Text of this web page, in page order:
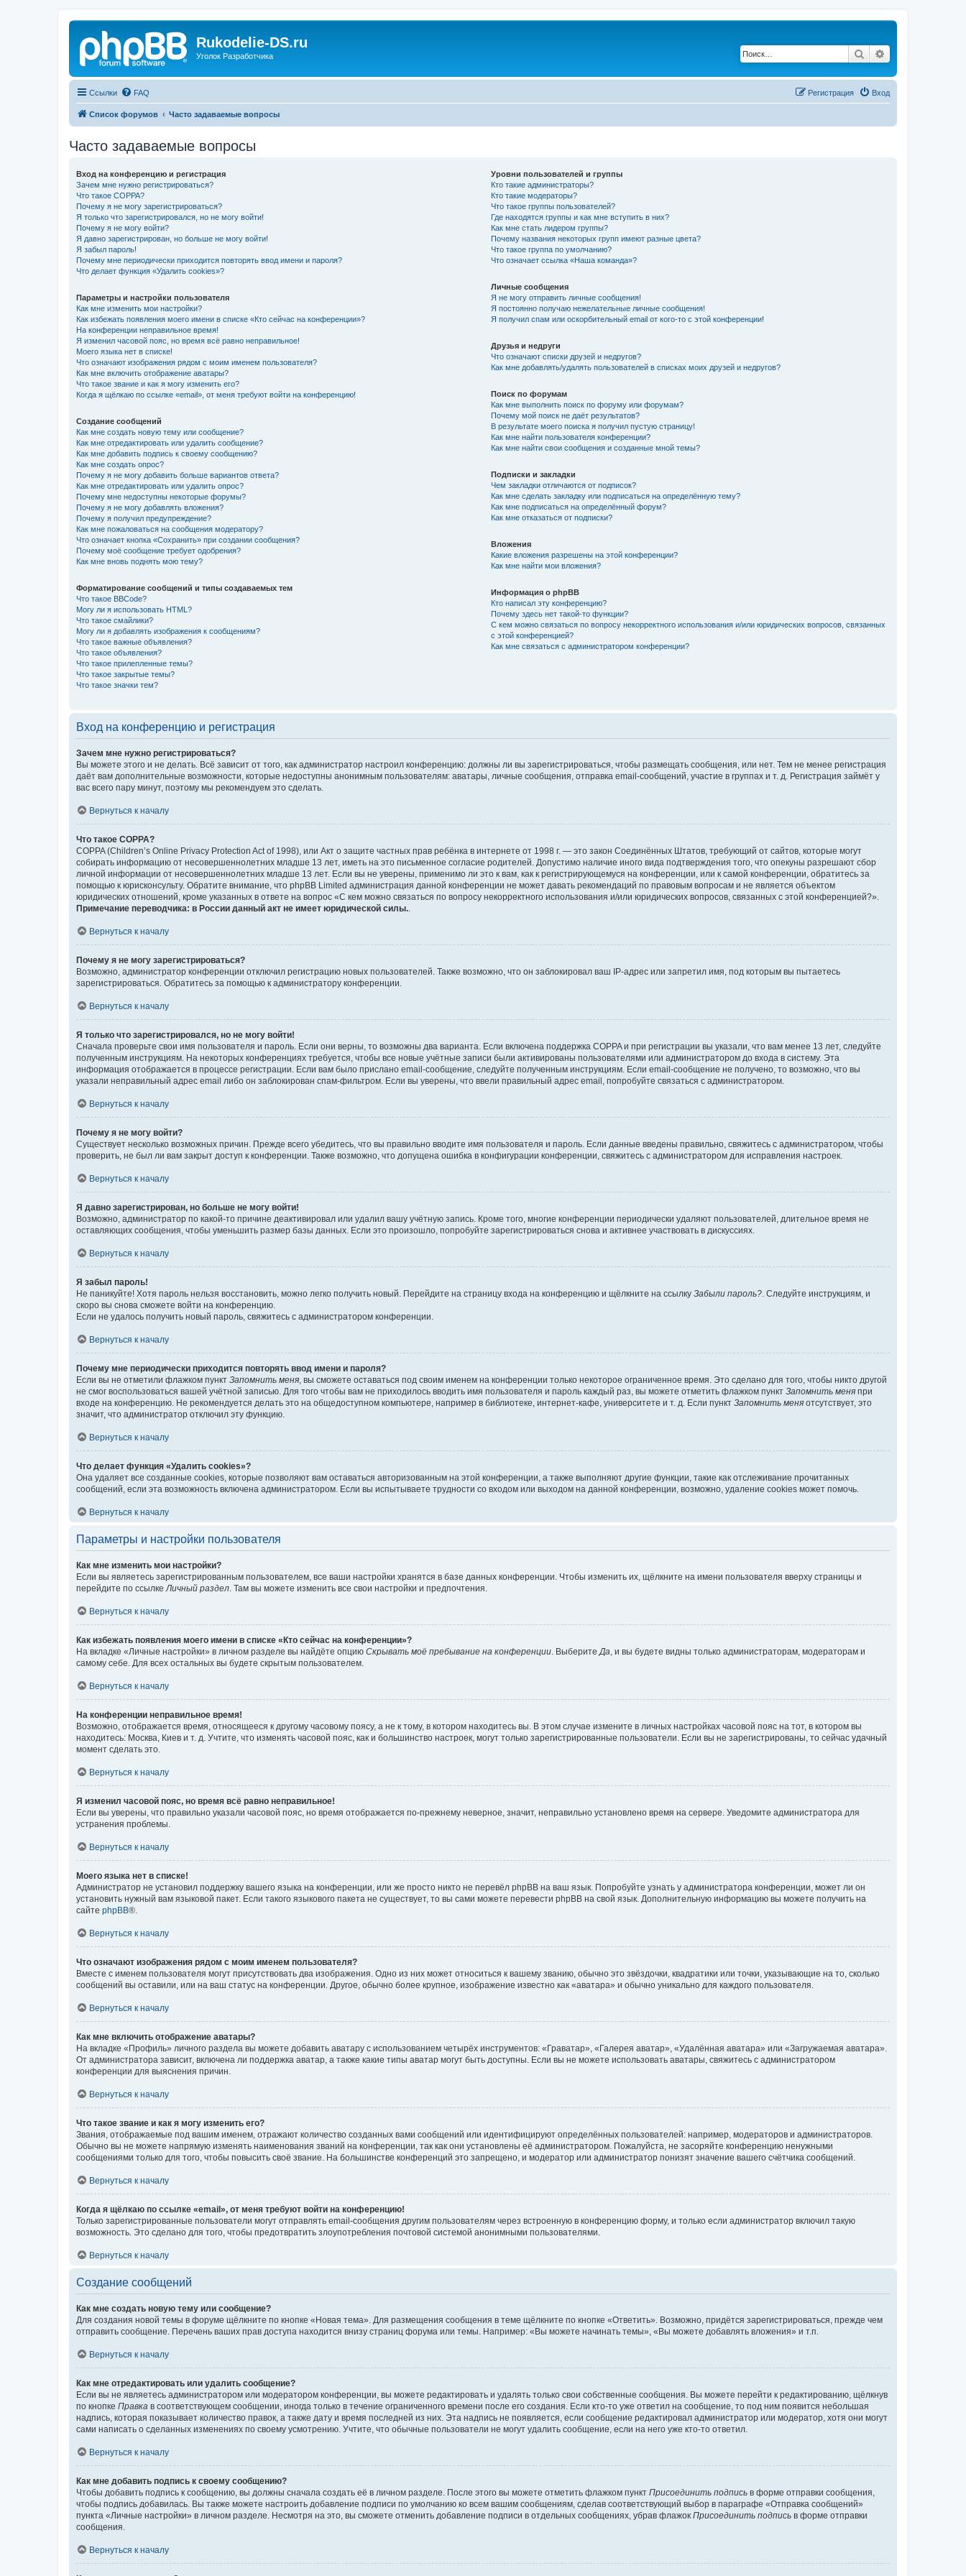
Rukodelie-DS.ru
Уголок Разработчика Поиск
Ссылки FAQ Вход
Регистрация
Список форумов Часто задаваемые вопросы
Часто задаваемые вопросы
Вход на конференцию и регистрация
Зачем мне нужно регистрироваться?
Что такое COPPA?
Почему я не могу зарегистрироваться?
Я только что зарегистрировался, но не могу войти!
Почему я не могу войти?
Я давно зарегистрирован, но больше не могу войти!
Я забыл пароль!
Почему мне периодически приходится повторять ввод имени и пароля?
Что делает функция «Удалить cookies»?
Параметры и настройки пользователя
Как мне изменить мои настройки?
Как избежать появления моего имени в списке «Кто сейчас на конференции»?
На конференции неправильное время!
Я изменил часовой пояс, но время всё равно неправильное!
Моего языка нет в списке!
Что означают изображения рядом с моим именем пользователя?
Как мне включить отображение аватары?
Что такое звание и как я могу изменить его?
Когда я щёлкаю по ссылке «email», от меня требуют войти на конференцию!
Создание сообщений
Как мне создать новую тему или сообщение?
Как мне отредактировать или удалить сообщение?
Как мне добавить подпись к своему сообщению?
Как мне создать опрос?
Почему я не могу добавить больше вариантов ответа?
Как мне отредактировать или удалить опрос?
Почему мне недоступны некоторые форумы?
Почему я не могу добавлять вложения?
Почему я получил предупреждение?
Как мне пожаловаться на сообщения модератору?
Что означает кнопка «Сохранить» при создании сообщения?
Почему моё сообщение требует одобрения?
Как мне вновь поднять мою тему?
Форматирование сообщений и типы создаваемых тем
Что такое BBCode?
Могу ли я использовать HTML?
Что такое смайлики?
Могу ли я добавлять изображения к сообщениям?
Что такое важные объявления?
Что такое объявления?
Что такое прилепленные темы?
Что такое закрытые темы?
Что такое значки тем?
Уровни пользователей и группы
Кто такие администраторы?
Кто такие модераторы?
Что такое группы пользователей?
Где находятся группы и как мне вступить в них?
Как мне стать лидером группы?
Почему названия некоторых групп имеют разные цвета?
Что такое группа по умолчанию?
Что означает ссылка «Наша команда»?
Личные сообщения
Я не могу отправить личные сообщения!
Я постоянно получаю нежелательные личные сообщения!
Я получил спам или оскорбительный email от кого-то с этой конференции!
Друзья и недруги
Что означают списки друзей и недругов?
Как мне добавлять/удалять пользователей в списках моих друзей и недругов?
Поиск по форумам
Как мне выполнить поиск по форуму или форумам?
Почему мой поиск не даёт результатов?
В результате моего поиска я получил пустую страницу!
Как мне найти пользователя конференции?
Как мне найти свои сообщения и созданные мной темы?
Подписки и закладки
Чем закладки отличаются от подписок?
Как мне сделать закладку или подписаться на определённую тему?
Как мне подписаться на определённый форум?
Как мне отказаться от подписки?
Вложения
Какие вложения разрешены на этой конференции?
Как мне найти мои вложения?
Информация о phpBB
Кто написал эту конференцию?
Почему здесь нет такой-то функции?
С кем можно связаться по вопросу некорректного использования и/или юридических вопросов, связанных
с этой конференцией?
Как мне связаться с администратором конференции?
Вход на конференцию и регистрация
Зачем мне нужно регистрироваться?
Вы можете этого и не делать. Всё зависит от того, как администратор настроил конференцию: должны ли вы зарегистрироваться, чтобы размещать сообщения, или нет. Тем не менее регистрация
даёт вам дополнительные возможности, которые недоступны анонимным пользователям: аватары, личные сообщения, отправка email-сообщений, участие в группах и т. д. Регистрация займёт у
вас всего пару минут, поэтому мы рекомендуем это сделать.
Вернуться к началу
Что такое COPPA?
COPPA (Children’s Online Privacy Protection Act of 1998), или Акт о защите частных прав ребёнка в интернете от 1998 г. — это закон Соединённых Штатов, требующий от сайтов, которые могут
собирать информацию от несовершеннолетних младше 13 лет, иметь на это письменное согласие родителей. Допустимо наличие иного вида подтверждения того, что опекуны разрешают сбор
личной информации от несовершеннолетних младше 13 лет. Если вы не уверены, применимо ли это к вам, как к регистрирующемуся на конференции, или к самой конференции, обратитесь за
помощью к юрисконсульту. Обратите внимание, что phpBB Limited администрация данной конференции не может давать рекомендаций по правовым вопросам и не является объектом
юридических отношений, кроме указанных в ответе на вопрос «С кем можно связаться по вопросу некорректного использования и/или юридических вопросов, связанных с этой конференцией?».
Примечание переводчика: в России данный акт не имеет юридической силы.
Вернуться к началу
Почему я не могу зарегистрироваться?
Возможно, администратор конференции отключил регистрацию новых пользователей. Также возможно, что он заблокировал ваш IP-адрес или запретил имя, под которым вы пытаетесь
зарегистрироваться. Обратитесь за помощью к администратору конференции.
Вернуться к началу
Я только что зарегистрировался, но не могу войти!
Сначала проверьте свои имя пользователя и пароль. Если они верны, то возможны два варианта. Если включена поддержка COPPA и при регистрации вы указали, что вам менее 13 лет, следуйте
полученным инструкциям. На некоторых конференциях требуется, чтобы все новые учётные записи были активированы пользователями или администратором до входа в систему. Эта
информация отображается в процессе регистрации. Если вам было прислано email-сообщение, следуйте полученным инструкциям. Если email-сообщение не получено, то возможно, что вы
указали неправильный адрес email либо он заблокирован спам-фильтром. Если вы уверены, что ввели правильный адрес email, попробуйте связаться с администратором.
Вернуться к началу
Почему я не могу войти?
Существует несколько возможных причин. Прежде всего убедитесь, что вы правильно вводите имя пользователя и пароль. Если данные введены правильно, свяжитесь с администратором, чтобы
проверить, не был ли вам закрыт доступ к конференции. Также возможно, что допущена ошибка в конфигурации конференции, свяжитесь с администратором для исправления настроек.
Вернуться к началу
Я давно зарегистрирован, но больше не могу войти!
Возможно, администратор по какой-то причине деактивировал или удалил вашу учётную запись. Кроме того, многие конференции периодически удаляют пользователей, длительное время не
оставляющих сообщения, чтобы уменьшить размер базы данных. Если это произошло, попробуйте зарегистрироваться снова и активнее участвовать в дискуссиях.
Вернуться к началу
Я забыл пароль!
Не паникуйте! Хотя пароль нельзя восстановить, можно легко получить новый. Перейдите на страницу входа на конференцию и щёлкните на ссылку Забыли пароль? . Следуйте инструкциям, и
скоро вы снова сможете войти на конференцию.
Если не удалось получить новый пароль, свяжитесь с администратором конференции.
Вернуться к началу
Почему мне периодически приходится повторять ввод имени и пароля?
Если вы не отметили флажком пункт Запомнить меня , вы сможете оставаться под своим именем на конференции только некоторое ограниченное время. Это сделано для того, чтобы никто другой
не смог воспользоваться вашей учётной записью. Для того чтобы вам не приходилось вводить имя пользователя и пароль каждый раз, вы можете отметить флажком пункт Запомнить меня при
входе на конференцию. Не рекомендуется делать это на общедоступном компьютере, например в библиотеке, интернет-кафе, университете и т. д. Если пункт Запомнить меня отсутствует, это
значит, что администратор отключил эту функцию.
Вернуться к началу
Что делает функция «Удалить cookies»?
Она удаляет все созданные cookies, которые позволяют вам оставаться авторизованным на этой конференции, а также выполняют другие функции, такие как отслеживание прочитанных
сообщений, если эта возможность включена администратором. Если вы испытываете трудности со входом или выходом на данной конференции, возможно, удаление cookies может помочь.
Вернуться к началу
Параметры и настройки пользователя
Как мне изменить мои настройки?
Если вы являетесь зарегистрированным пользователем, все ваши настройки хранятся в базе данных конференции. Чтобы изменить их, щёлкните на имени пользователя вверху страницы и
перейдите по ссылке Личный раздел . Там вы можете изменить все свои настройки и предпочтения.
Вернуться к началу
Как избежать появления моего имени в списке «Кто сейчас на конференции»?
На вкладке «Личные настройки» в личном разделе вы найдёте опцию Скрывать моё пребывание на конференции . Выберите Да , и вы будете видны только администраторам, модераторам и
самому себе. Для всех остальных вы будете скрытым пользователем.
Вернуться к началу
На конференции неправильное время!
Возможно, отображается время, относящееся к другому часовому поясу, а не к тому, в котором находитесь вы. В этом случае измените в личных настройках часовой пояс на тот, в котором вы
находитесь: Москва, Киев и т. д. Учтите, что изменять часовой пояс, как и большинство настроек, могут только зарегистрированные пользователи. Если вы не зарегистрированы, то сейчас удачный
момент сделать это.
Вернуться к началу
Я изменил часовой пояс, но время всё равно неправильное!
Если вы уверены, что правильно указали часовой пояс, но время отображается по-прежнему неверное, значит, неправильно установлено время на сервере. Уведомите администратора для
устранения проблемы.
Вернуться к началу
Моего языка нет в списке!
Администратор не установил поддержку вашего языка на конференции, или же просто никто не перевёл phpBB на ваш язык. Попробуйте узнать у администратора конференции, может ли он
установить нужный вам языковой пакет. Если такого языкового пакета не существует, то вы сами можете перевести phpBB на свой язык. Дополнительную информацию вы можете получить на
сайте phpBB®.
Вернуться к началу
Что означают изображения рядом с моим именем пользователя?
Вместе с именем пользователя могут присутствовать два изображения. Одно из них может относиться к вашему званию, обычно это звёздочки, квадратики или точки, указывающие на то, сколько
сообщений вы оставили, или на ваш статус на конференции. Другое, обычно более крупное, изображение известно как «аватара» и обычно уникально для каждого пользователя.
Вернуться к началу
Как мне включить отображение аватары?
На вкладке «Профиль» личного раздела вы можете добавить аватару с использованием четырёх инструментов: «Граватар», «Галерея аватар», «Удалённая аватара» или «Загружаемая аватара».
От администратора зависит, включена ли поддержка аватар, а также какие типы аватар могут быть доступны. Если вы не можете использовать аватары, свяжитесь с администратором
конференции для выяснения причин.
Вернуться к началу
Что такое звание и как я могу изменить его?
Звания, отображаемые под вашим именем, отражают количество созданных вами сообщений или идентифицируют определённых пользователей: например, модераторов и администраторов.
Обычно вы не можете напрямую изменять наименования званий на конференции, так как они установлены её администратором. Пожалуйста, не засоряйте конференцию ненужными
сообщениями только для того, чтобы повысить своё звание. На большинстве конференций это запрещено, и модератор или администратор понизят значение вашего счётчика сообщений.
Вернуться к началу
Когда я щёлкаю по ссылке «email», от меня требуют войти на конференцию!
Только зарегистрированные пользователи могут отправлять email-сообщения другим пользователям через встроенную в конференцию форму, и только если администратор включил такую
возможность. Это сделано для того, чтобы предотвратить злоупотребления почтовой системой анонимными пользователями.
Вернуться к началу
Создание сообщений
Как мне создать новую тему или сообщение?
Для создания новой темы в форуме щёлкните по кнопке «Новая тема». Для размещения сообщения в теме щёлкните по кнопке «Ответить». Возможно, придётся зарегистрироваться, прежде чем
отправить сообщение. Перечень ваших прав доступа находится внизу страниц форума или темы. Например: «Вы можете начинать темы», «Вы можете добавлять вложения» и т.п.
Вернуться к началу
Как мне отредактировать или удалить сообщение?
Если вы не являетесь администратором или модератором конференции, вы можете редактировать и удалять только свои собственные сообщения. Вы можете перейти к редактированию, щёлкнув
по кнопке Правка в соответствующем сообщении, иногда только в течение ограниченного времени после его создания. Если кто-то уже ответил на сообщение, то под ним появится небольшая
надпись, которая показывает количество правок, а также дату и время последней из них. Эта надпись не появляется, если сообщение редактировал администратор или модератор, хотя они могут
сами написать о сделанных изменениях по своему усмотрению. Учтите, что обычные пользователи не могут удалить сообщение, если на него уже кто-то ответил.
Вернуться к началу
Как мне добавить подпись к своему сообщению?
Чтобы добавить подпись к сообщению, вы должны сначала создать её в личном разделе. После этого вы можете отметить флажком пункт Присоединить подпись в форме отправки сообщения,
чтобы подпись добавилась. Вы также можете настроить добавление подписи по умолчанию ко всем вашим сообщениям, сделав соответствующий выбор в параграфе «Отправка сообщений»
пункта «Личные настройки» в личном разделе. Несмотря на это, вы сможете отменить добавление подписи в отдельных сообщениях, убрав флажок Присоединить подпись в форме отправки
сообщения.
Вернуться к началу